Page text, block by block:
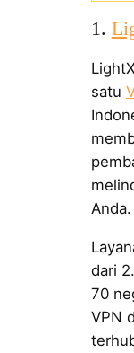
1.
satu
Anda.
dari
70
VPN